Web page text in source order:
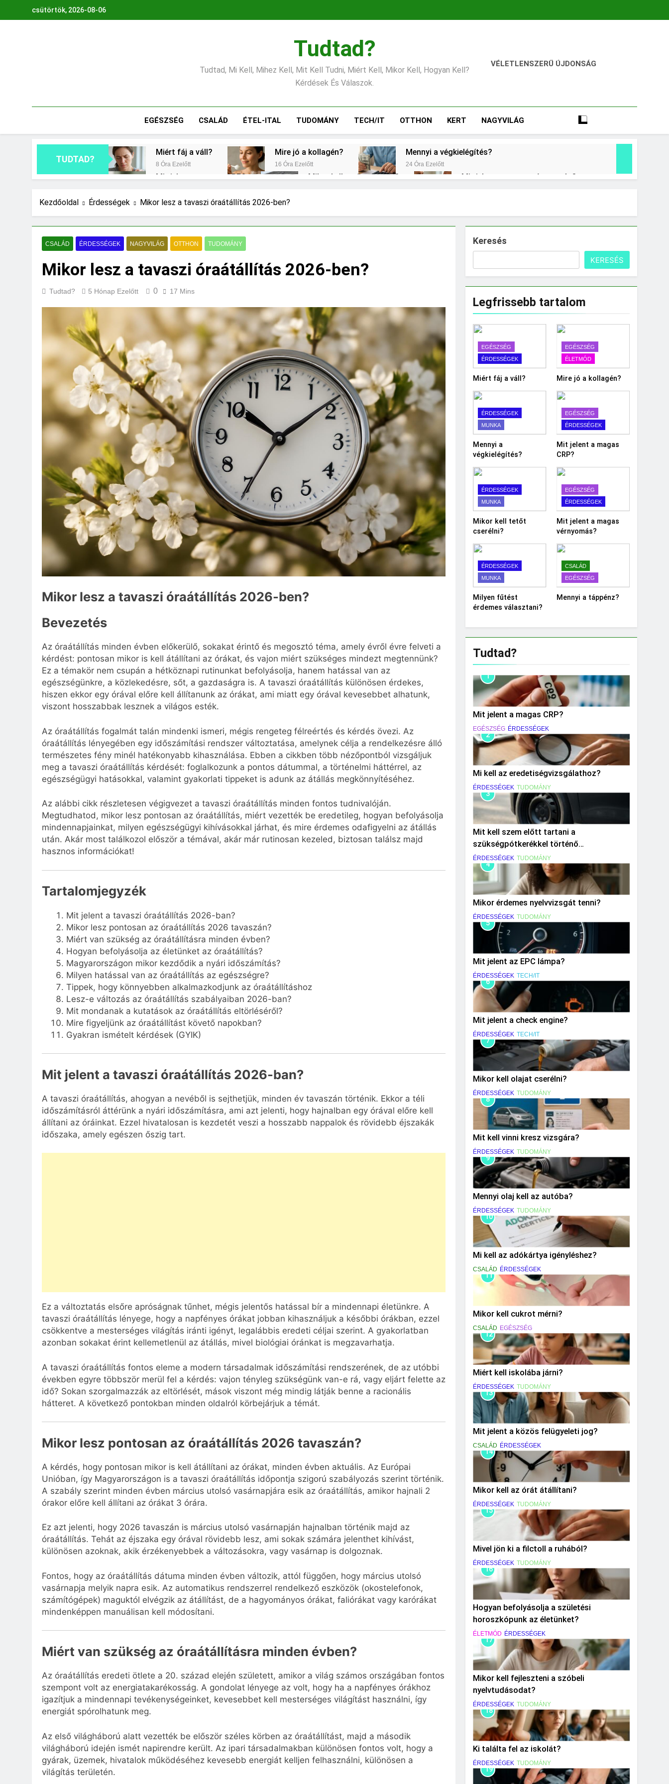
csütörtök, 2026-08-06
Tudtad?
Tudtad, Mi Kell, Mihez Kell, Mit Kell Tudni, Miért Kell, Mikor Kell, Hogyan Kell?
Kérdések És Válaszok.
VÉLETLENSZERŰ ÚJDONSÁG
EGÉSZSÉG CSALÁD ÉTEL-ITAL TUDOMÁNY TECH/IT OTTHON KERT NAGYVILÁG
TUDTAD?
Miért fáj a váll?
8 Óra Ezelőtt
Mire jó a kollagén?
16 Óra Ezelőtt
Mennyi a végkielégítés?
24 Óra Ezelőtt
Mit jelent a magas CRP? Mikor kell tetőt cserélni? Mit jelent a magas vérnyomás?
Milyen fűtést érdemes választani?
Mi kell az eredetiségvizsgálathoz?
3 Nap Ezelőtt
Mit hány fokon kell mosni?
Kezdőoldal Érdességek Mikor lesz a tavaszi óraátállítás 2026-ben?
CSALÁD ÉRDESSÉGEK NAGYVILÁG OTTHON TUDOMÁNY
Mikor lesz a tavaszi óraátállítás 2026-ben?
Tudtad? 5 Hónap Ezelőtt 0 17 Mins
Mikor lesz a tavaszi óraátállítás 2026-ben?
Bevezetés
Az óraátállítás minden évben előkerülő, sokakat érintő és megosztó téma, amely évről évre felveti a
kérdést: pontosan mikor is kell átállítani az órákat, és vajon miért szükséges mindezt megtennünk?
Ez a témakör nem csupán a hétköznapi rutinunkat befolyásolja, hanem hatással van az
egészségünkre, a közlekedésre, sőt, a gazdaságra is. A tavaszi óraátállítás különösen érdekes,
hiszen ekkor egy órával előre kell állítanunk az órákat, ami miatt egy órával kevesebbet alhatunk,
viszont hosszabbak lesznek a világos esték.
Az óraátállítás fogalmát talán mindenki ismeri, mégis rengeteg félreértés és kérdés övezi. Az
óraátállítás lényegében egy időszámítási rendszer változtatása, amelynek célja a rendelkezésre álló
természetes fény minél hatékonyabb kihasználása. Ebben a cikkben több nézőpontból vizsgáljuk
meg a tavaszi óraátállítás kérdését: foglalkozunk a pontos dátummal, a történelmi háttérrel, az
egészségügyi hatásokkal, valamint gyakorlati tippeket is adunk az átállás megkönnyítéséhez.
Az alábbi cikk részletesen végigvezet a tavaszi óraátállítás minden fontos tudnivalóján.
Megtudhatod, mikor lesz pontosan az óraátállítás, miért vezették be eredetileg, hogyan befolyásolja
mindennapjainkat, milyen egészségügyi kihívásokkal járhat, és mire érdemes odafigyelni az átállás
után. Akár most találkozol először a témával, akár már rutinosan kezeled, biztosan találsz majd
hasznos információkat!
Tartalomjegyzék
Mit jelent a tavaszi óraátállítás 2026-ban?
Mikor lesz pontosan az óraátállítás 2026 tavaszán?
Miért van szükség az óraátállításra minden évben?
Hogyan befolyásolja az életünket az óraátállítás?
Magyarországon mikor kezdődik a nyári időszámítás?
Milyen hatással van az óraátállítás az egészségre?
Tippek, hogy könnyebben alkalmazkodjunk az óraátállításhoz
Lesz-e változás az óraátállítás szabályaiban 2026-ban?
Mit mondanak a kutatások az óraátállítás eltörléséről?
Mire figyeljünk az óraátállítást követő napokban?
Gyakran ismételt kérdések (GYIK)
Mit jelent a tavaszi óraátállítás 2026-ban?
A tavaszi óraátállítás, ahogyan a nevéből is sejthetjük, minden év tavaszán történik. Ekkor a téli
időszámításról áttérünk a nyári időszámításra, ami azt jelenti, hogy hajnalban egy órával előre kell
állítani az óráinkat. Ezzel hivatalosan is kezdetét veszi a hosszabb nappalok és rövidebb éjszakák
időszaka, amely egészen őszig tart.
Ez a változtatás elsőre apróságnak tűnhet, mégis jelentős hatással bír a mindennapi életünkre. A
tavaszi óraátállítás lényege, hogy a napfényes órákat jobban kihasználjuk a későbbi órákban, ezzel
csökkentve a mesterséges világítás iránti igényt, legalábbis eredeti céljai szerint. A gyakorlatban
azonban sokakat érint kellemetlenül az átállás, mivel biológiai óránkat is megzavarhatja.
A tavaszi óraátállítás fontos eleme a modern társadalmak időszámítási rendszerének, de az utóbbi
években egyre többször merül fel a kérdés: vajon tényleg szükségünk van-e rá, vagy eljárt felette az
idő? Sokan szorgalmazzák az eltörlését, mások viszont még mindig látják benne a racionális
hátteret. A következő pontokban minden oldalról körbejárjuk a témát.
Mikor lesz pontosan az óraátállítás 2026 tavaszán?
A kérdés, hogy pontosan mikor is kell átállítani az órákat, minden évben aktuális. Az Európai
Unióban, így Magyarországon is a tavaszi óraátállítás időpontja szigorú szabályozás szerint történik.
A szabály szerint minden évben március utolsó vasárnapjára esik az óraátállítás, amikor hajnali 2
órakor előre kell állítani az órákat 3 órára.
Ez azt jelenti, hogy 2026 tavaszán is március utolsó vasárnapján hajnalban történik majd az
óraátállítás. Tehát az éjszaka egy órával rövidebb lesz, ami sokak számára jelenthet kihívást,
különösen azoknak, akik érzékenyebbek a változásokra, vagy vasárnap is dolgoznak.
Fontos, hogy az óraátállítás dátuma minden évben változik, attól függően, hogy március utolsó
vasárnapja melyik napra esik. Az automatikus rendszerrel rendelkező eszközök (okostelefonok,
számítógépek) maguktól elvégzik az átállítást, de a hagyományos órákat, faliórákat vagy karórákat
mindenképpen manuálisan kell módosítani.
Miért van szükség az óraátállításra minden évben?
Az óraátállítás eredeti ötlete a 20. század elején született, amikor a világ számos országában fontos
szempont volt az energiatakarékosság. A gondolat lényege az volt, hogy ha a napfényes órákhoz
igazítjuk a mindennapi tevékenységeinket, kevesebbet kell mesterséges világítást használni, így
energiát spórolhatunk meg.
Az első világháború alatt vezették be először széles körben az óraátállítást, majd a második
világháború idején ismét napirendre került. Az ipari társadalmakban különösen fontos volt, hogy a
gyárak, üzemek, hivatalok működéséhez kevesebb energiát kelljen felhasználni, különösen a
világítás területén.
Keresés
KERESÉS
Legfrissebb tartalom
EGÉSZSÉG
ÉRDESSÉGEK
Miért fáj a váll?
EGÉSZSÉG
ÉLETMÓD
Mire jó a kollagén?
ÉRDESSÉGEK
MUNKA
Mennyi a
végkielégítés?
EGÉSZSÉG
ÉRDESSÉGEK
Mit jelent a magas
CRP?
ÉRDESSÉGEK
MUNKA
Mikor kell tetőt
cserélni?
EGÉSZSÉG
ÉRDESSÉGEK
Mit jelent a magas
vérnyomás?
ÉRDESSÉGEK
MUNKA
Milyen fűtést
érdemes választani?
CSALÁD
EGÉSZSÉG
Mennyi a táppénz?
Tudtad?
1
Mit jelent a magas CRP?
EGÉSZSÉG ÉRDESSÉGEK
2
Mi kell az eredetiségvizsgálathoz?
ÉRDESSÉGEK TUDOMÁNY
3
Mit kell szem előtt tartani a
szükségpótkerékkel történő
közlekedéskor?
ÉRDESSÉGEK TUDOMÁNY
4
Mikor érdemes nyelvvizsgát tenni?
ÉRDESSÉGEK TUDOMÁNY
5
Mit jelent az EPC lámpa?
ÉRDESSÉGEK TECH/IT
6
Mit jelent a check engine?
ÉRDESSÉGEK TECH/IT
7
Mikor kell olajat cserélni?
ÉRDESSÉGEK TUDOMÁNY
8
Mit kell vinni kresz vizsgára?
ÉRDESSÉGEK TUDOMÁNY
9
Mennyi olaj kell az autóba?
ÉRDESSÉGEK TUDOMÁNY
10
Mi kell az adókártya igényléshez?
CSALÁD ÉRDESSÉGEK
11
Mikor kell cukrot mérni?
CSALÁD EGÉSZSÉG
12
Miért kell iskolába járni?
ÉRDESSÉGEK TUDOMÁNY
13
Mit jelent a közös felügyeleti jog?
CSALÁD ÉRDESSÉGEK
14
Mikor kell az órát átállítani?
ÉRDESSÉGEK TUDOMÁNY
15
Mivel jön ki a filctoll a ruhából?
ÉRDESSÉGEK TUDOMÁNY
16
Hogyan befolyásolja a születési
horoszkópunk az életünket?
ÉLETMÓD ÉRDESSÉGEK
17
Mikor kell fejleszteni a szóbeli
nyelvtudásodat?
ÉRDESSÉGEK TUDOMÁNY
18
Ki találta fel az iskolát?
ÉRDESSÉGEK TUDOMÁNY
19